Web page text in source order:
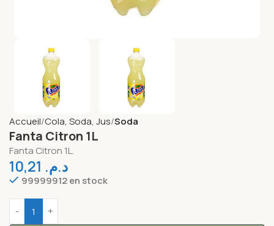
Accueil Cola, Soda, Jus Soda
Fanta Citron 1L
Fanta Citron 1L.
د.م.
99999912 en stock